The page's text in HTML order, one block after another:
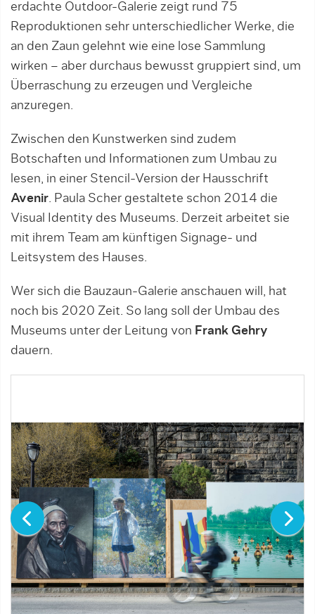
erdachte Outdoor-Galerie zeigt rund 75
Reproduktionen sehr unterschiedlicher Werke, die
an den Zaun gelehnt wie eine lose Sammlung
wirken – aber durchaus bewusst gruppiert sind, um
Überraschung zu erzeugen und Vergleiche
anzuregen.
Zwischen den Kunstwerken sind zudem
Botschaften und Informationen zum Umbau zu
lesen, in einer Stencil-Version der Hausschrift
Avenir. Paula Scher gestaltete schon 2014 die
Visual Identity des Museums. Derzeit arbeitet sie
mit ihrem Team am künftigen Signage- und
Leitsystem des Hauses.
Wer sich die Bauzaun-Galerie anschauen will, hat
noch bis 2020 Zeit. So lang soll der Umbau des
Museums unter der Leitung von Frank Gehry
dauern.